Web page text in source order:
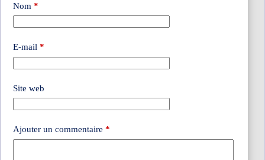
Nom *
E-mail *
Site web
Ajouter un commentaire *